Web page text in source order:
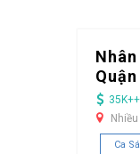
35K++
Ca